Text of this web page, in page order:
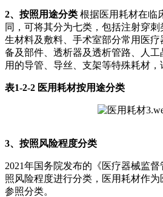
2、按照用途分类 根据医用耗材在临
同，可将其分为七类，包括注射穿
生材料及敷料、手术室部分常用医
备及部件、透析器及透析管路、人
用的导管、导丝、支架等特殊耗材，
表1-2-2 医用耗材按用途分类
3、按照风险程度分类
2021年国务院发布的《医疗器械监
照风险程度进行分类，医用耗材作
参照分类。